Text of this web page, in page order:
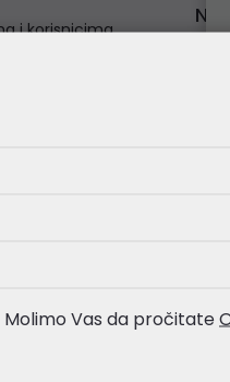
i korisnicima
Cratos stolna
i
Vas da pročitate